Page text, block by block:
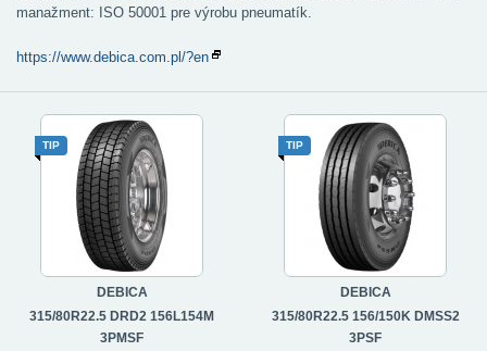
manažment: ISO 50001 pre výrobu pneumatík.
https://www.debica.com.pl/?en
DEBICA
315/80R22.5 DRD2 156L154M
3PMSF
TIP
DEBICA
315/80R22.5 156/150K DMSS2
3PSF
TIP